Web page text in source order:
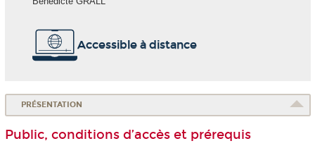
Accessible à distance
PRÉSENTATION
Public, conditions d’accès et prérequis